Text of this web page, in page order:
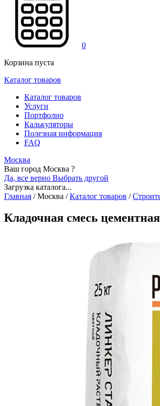
0
Корзина пуста
Каталог товаров
Каталог товаров
Услуги
Портфолио
Калькуляторы
Полезная информация
FAQ
Москва
Ваш город Москва ?
Да, все верно Выбрать другой
Загрузка каталога...
Главная /Москва / Каталог товаров /
Кладочная смесь